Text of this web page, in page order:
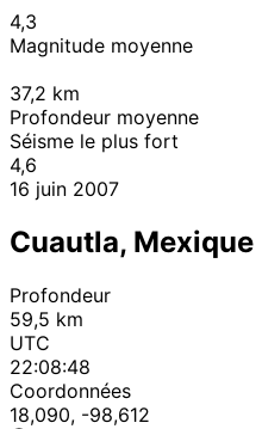
4,3
Magnitude moyenne
37,2 km
Profondeur moyenne
Séisme le plus fort
4,6
16 juin 2007
Cuautla, Mexique
Profondeur
59,5 km
UTC
22:08:48
Coordonnées
18,090, -98,612